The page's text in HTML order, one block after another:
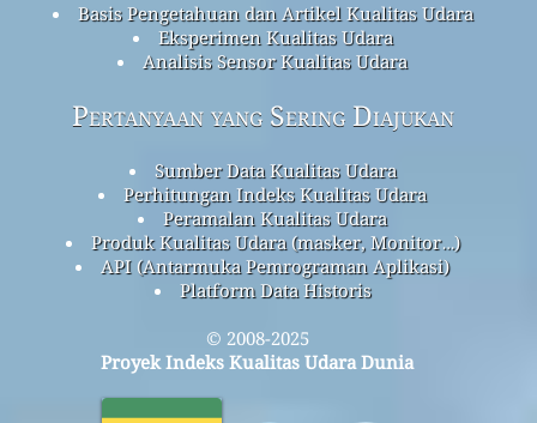
Basis Pengetahuan dan Artikel Kualitas Udara
Eksperimen Kualitas Udara
Analisis Sensor Kualitas Udara
Pertanyaan yang Sering Diajukan
Sumber Data Kualitas Udara
Perhitungan Indeks Kualitas Udara
Peramalan Kualitas Udara
Produk Kualitas Udara (masker, Monitor…)
API (Antarmuka Pemrograman Aplikasi)
Platform Data Historis
© 2008-2025
Proyek Indeks Kualitas Udara Dunia